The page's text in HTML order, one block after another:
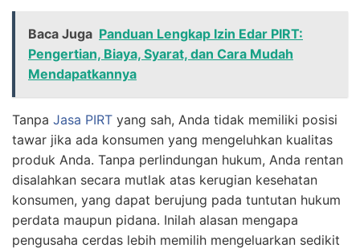
Baca Juga Panduan Lengkap Izin Edar PIRT:
Pengertian, Biaya, Syarat, dan Cara Mudah
Mendapatkannya
Tanpa Jasa PIRT yang sah, Anda tidak memiliki posisi
tawar jika ada konsumen yang mengeluhkan kualitas
produk Anda. Tanpa perlindungan hukum, Anda rentan
disalahkan secara mutlak atas kerugian kesehatan
konsumen, yang dapat berujung pada tuntutan hukum
perdata maupun pidana. Inilah alasan mengapa
pengusaha cerdas lebih memilih mengeluarkan sedikit